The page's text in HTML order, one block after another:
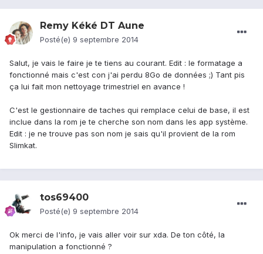
Remy Kéké DT Aune
Posté(e) 9 septembre 2014
Salut, je vais le faire je te tiens au courant. Edit : le formatage a
fonctionné mais c'est con j'ai perdu 8Go de données ;) Tant pis
ça lui fait mon nettoyage trimestriel en avance !
C'est le gestionnaire de taches qui remplace celui de base, il est
inclue dans la rom je te cherche son nom dans les app système.
Edit : je ne trouve pas son nom je sais qu'il provient de la rom
Slimkat.
tos69400
Posté(e) 9 septembre 2014
Ok merci de l'info, je vais aller voir sur xda. De ton côté, la
manipulation a fonctionné ?